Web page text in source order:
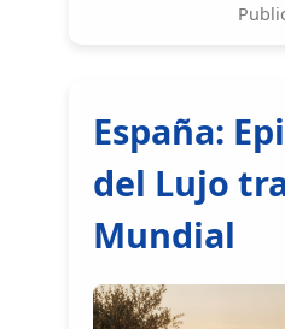
España:
del Lujo
Mundial